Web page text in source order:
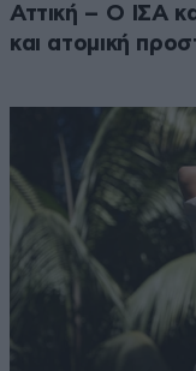
Αττική – Ο ΙΣΑ
και ατομική